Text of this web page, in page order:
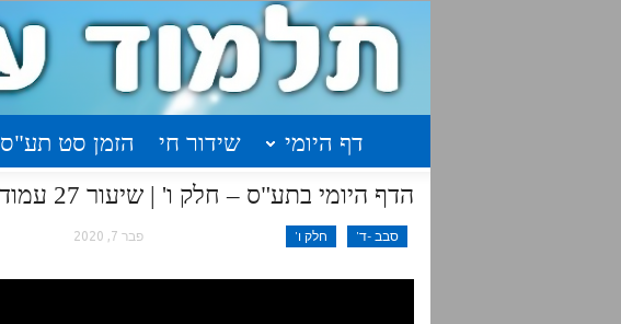
דף היומי שידור חי הזמן סט תע"ס
הדף היומי בתע"ס – חלק ו' | שיעור 27 עמודים תמ – תמא
סבב -ד' חלק ו' פבר 7, 2020